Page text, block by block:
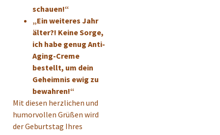
schauen!“
„Ein weiteres Jahr
älter?! Keine Sorge,
ich habe genug Anti-
Aging-Creme
bestellt, um dein
Geheimnis ewig zu
bewahren!“
Mit diesen herzlichen und
humorvollen Grüßen wird
der Geburtstag Ihres